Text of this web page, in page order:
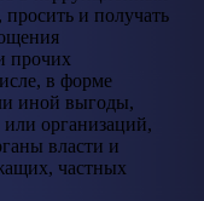
просить и получать
прочих
в форме
иной выгоды,
организаций,
власти и
частных